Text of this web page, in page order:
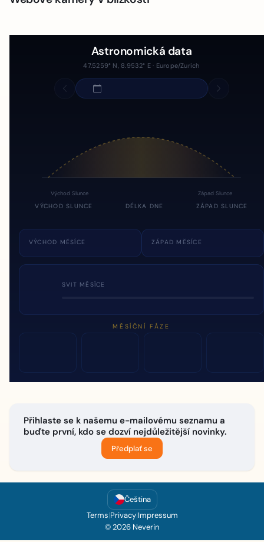
Astronomická data
47.5259° N, 8.9532° E · Europe/Zurich
Východ Slunce Západ Slunce
VÝCHOD SLUNCE DÉLKA DNE ZÁPAD SLUNCE
VÝCHOD MĚSÍCE ZÁPAD MĚSÍCE
SVIT MĚSÍCE
MĚSÍČNÍ FÁZE
Přihlaste se k našemu e-mailovému seznamu a
buďte první, kdo se dozví nejdůležitější novinky.
Předplať se
Čeština
Terms|Privacy|Impressum
© 2026 Neverin